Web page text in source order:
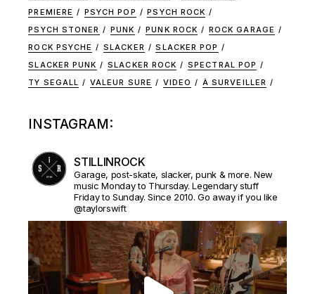
PREMIERE
PSYCH POP
PSYCH ROCK
PSYCH STONER
PUNK PUNK ROCK
ROCK GARAGE
ROCK PSYCHE
SLACKER
SLACKER POP
SLACKER PUNK
SLACKER ROCK
SPECTRAL POP
TY SEGALL
VALEUR SURE VIDEO À SURVEILLER
INSTAGRAM:
STILLINROCK
Garage, post-skate, slacker, punk & more. New
music Monday to Thursday. Legendary stuff
Friday to Sunday. Since 2010. Go away if you like
@taylorswift